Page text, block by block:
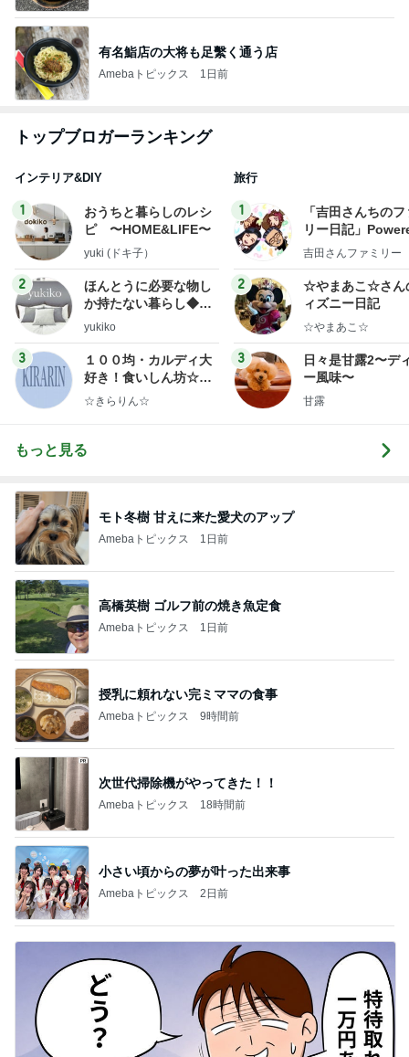
有名鮨店の大将も足繫く通う店
Amebaトピックス 1日前
トップブロガーランキング
インテリア&DIY
1
おうちと暮らしのレシ
ピ 〜HOME&LIFE〜
yuki (ドキ子）
2
ほんとうに必要な物し
か持たない暮らし◆Ke
ep Life Simple◆〜イ
yukiko
3
１００均・カルディ大
好き！食いしん坊☆き
らりん☆のブログ
☆きらりん☆
旅行
1
「吉田さんちの
リー日記」
y Ameba 吉田さ
ログ
吉田さんファミリー
2
☆やまあこ☆さん
ィズニー日記
☆やまあこ☆
3
日々是甘露2〜デ
ー風味〜
甘露
もっと見る
モト冬樹 甘えに来た愛犬のアップ
Amebaトピックス 1日前
高橋英樹 ゴルフ前の焼き魚定食
Amebaトピックス 1日前
授乳に頼れない完ミママの食事
Amebaトピックス 9時間前
次世代掃除機がやってきた！！
Amebaトピックス 18時間前
小さい頃からの夢が叶った出来事
Amebaトピックス 2日前